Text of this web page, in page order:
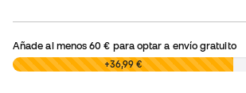
Añade al menos60 € para optar a envío gratuito
0,00 € +36,99 €